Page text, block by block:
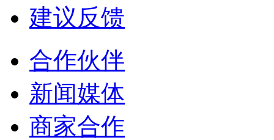
建议反馈
合作伙伴
新闻媒体
商家合作